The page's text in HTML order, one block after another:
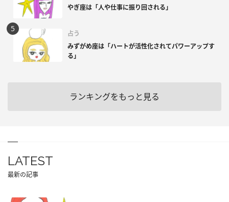
やぎ座は「人や仕事に振り回される」
占う
みずがめ座は「ハートが活性化されてパワーアップす
る」
ランキングをもっと見る
LATEST
最新の記事